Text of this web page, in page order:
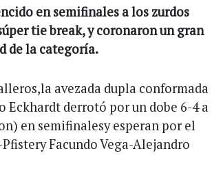
en semifinales a los zurdos
tie break, y coronaron un gran
de la categoría.
avezada dupla conformada
derrotó por un dobe 6-4 a
en semifinalesy esperan por el
Facundo Vega-Alejandro